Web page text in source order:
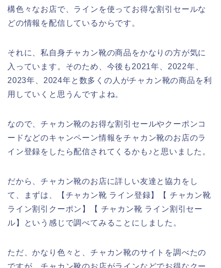
構色々なお店で、ラインを使ってお得な割引セールな
どの情報を配信しているからです。
それに、私自身チャカン靴の商品をかなりの方が気に
入っています。そのため、今後も2021年、2022年、
2023年、2024年と数多くの人がチャカン靴の商品を利
用していくと思うんですよね。
なので、チャカン靴のお得な割引セールやクーポンコ
ードなどのキャンペーン情報をチャカン靴のお店のラ
イン登録をしたら配信されてくるかも♪と思いました。
だから、チャカン靴のお店に詳しい友達と協力をし
て、まずは、【チャカン靴 ライン登録】【 チャカン靴
ライン割引クーポン】【 チャカン靴 ライン割引セー
ル】という感じで調べてみることにしました。
ただ、かなり色々と、チャカン靴のサイトを調べたの
ですが、チャカン靴のお店がラインなどでお得なクー